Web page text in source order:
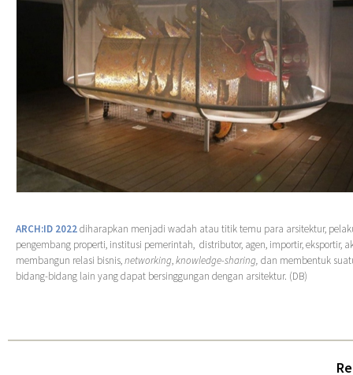
ARCH:ID 2022diharapkan menjadi wadah atau titik temu para arsitektur,
pengembang properti, institusi pemerintah, distributor, agen, importir, eksportir,
membangun relasi bisnis,networking,knowledge-sharing, dan membentuk
bidang-bidang lain yang dapat bersinggungan dengan arsitektur. (DB)